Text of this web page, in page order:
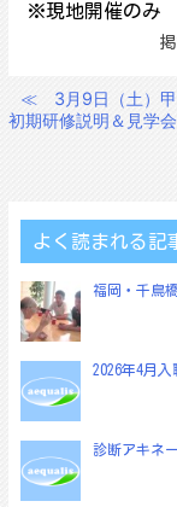
※現地開催のみ
投
シ
ョ
≪
3月9日（土）
初期研修説明＆見学
よく読まれる記
福岡・千鳥
2026年4月
診断アキネ